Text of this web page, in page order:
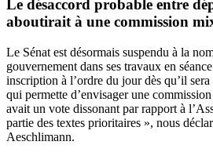
Le désaccord probable entre
aboutirait à une commission
Le Sénat est désormais suspendu à la
gouvernement dans ses travaux en
inscription à l’ordre du jour dès qu’il
qui permette d’envisager une
avait un vote dissonant par rapport à
partie des textes prioritaires », nous
Aeschlimann.